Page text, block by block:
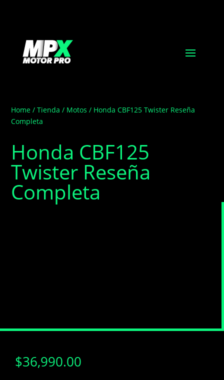
Home /Tienda / Motos / Honda CBF125 Twister Reseña
Completa
Honda CBF125
Twister Reseña
Completa
$36,990.00